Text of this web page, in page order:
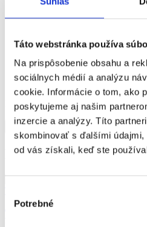
Táto webstránka používa
Na prispôsobenie obsahu a
sociálnych médií a analýzu
cookie. Informácie o tom, ako
poskytujeme aj našim
inzercie a analýzy. Títo
skombinovať s ďalšími
od vás získali, keď ste
súhlasu
Potrebné
Hasznos volt az oldal tartalma?
Igen Nem
Ďalšie články